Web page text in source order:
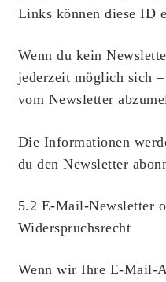
Links können diese ID
Wenn du kein
jederzeit möglich sich
vom Newsletter
Die Informationen
du den Newsletter
5.2 E-Mail-Newsletter
Widerspruchsrecht
Wenn wir Ihre E-Mail-